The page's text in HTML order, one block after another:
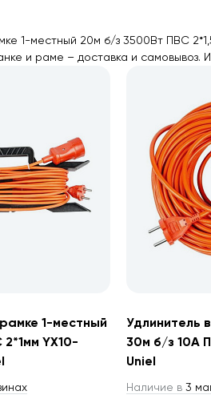
1-местный 20м б/з 3500Вт ПВС
и раме – доставка и самовывоз.
1-местный
YX10-
Удлинитель
30м б/з 10А
Uniel
Наличие в 3